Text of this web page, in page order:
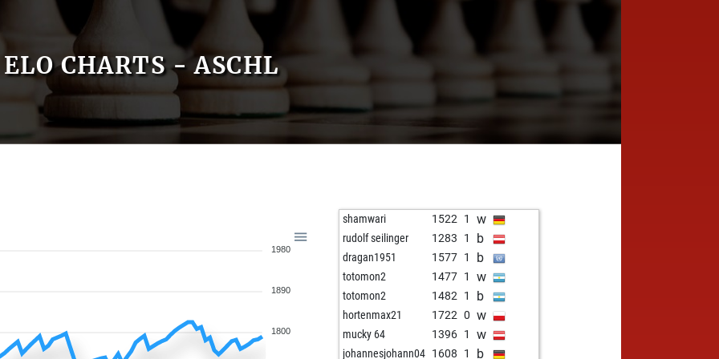
ELO CHARTS - ASCHL
1980
1890
1800
shamwari 1522 1 w
rudolf seilinger 1283 1 b
dragan1951 1577 1 b
totomon2 1477 1 w
totomon2 1482 1 b
hortenmax21 1722 0 w
mucky 64 1396 1 w
johannesjohann04 1608 1 b